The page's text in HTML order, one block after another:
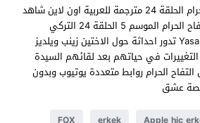
شاهد مسلسل التفاح الحرام الحلقة 24 مترجمة للعربية اون لاين شاهد
جميع حلقات مسلسل التفاح الحرام الموسم 5 الحلقة 24 التركي
الدرامي مسلسل Yasak Elma تدور احداثة حول الاختين زينب ويلديز
التغييرات في حياتهم بعد لقائهم السيدة
الحرام روابط متعددة يوتيوب وبدون